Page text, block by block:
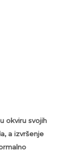
okviru svojih
a izvršenje